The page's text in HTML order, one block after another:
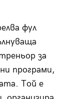
фул
за
програми,
Той е